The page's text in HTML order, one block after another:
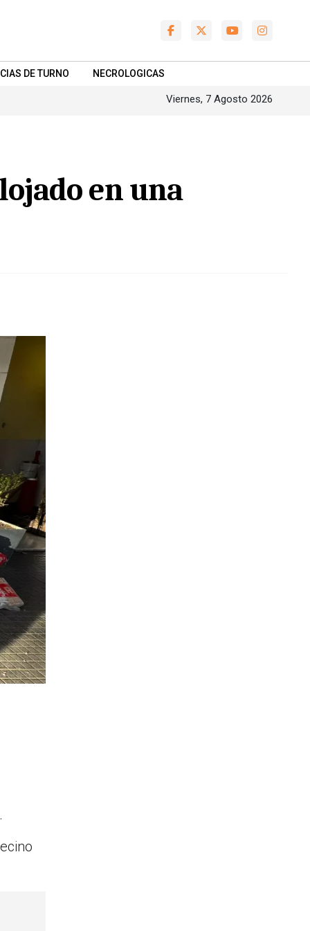
DE TURNO NECROLOGICAS
Viernes, 7 Agosto 2026
en una